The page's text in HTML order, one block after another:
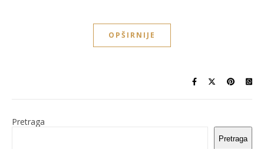
OPŠIRNIJE
Pretraga
Pretraga